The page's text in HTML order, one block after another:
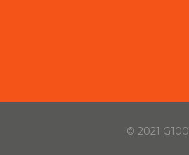
© 2021 G100